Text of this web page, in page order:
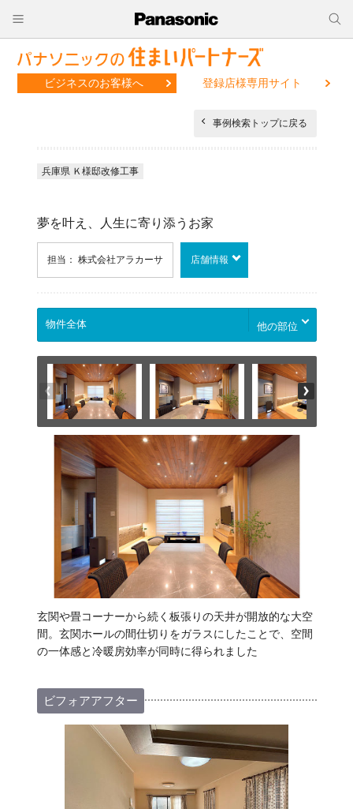
ビジネスのお客様へ 登録店様専用サイト
事例検索トップに戻る
兵庫県 Ｋ様邸改修工事
夢を叶え、人生に寄り添うお家
担当： 株式会社アラカーサ 店舗情報
他の部位
玄関や畳コーナーから続く板張りの天井が開放的な大空
間。玄関ホールの間仕切りをガラスにしたことで、空間
の一体感と冷暖房効率が同時に得られました
ビフォアアフター